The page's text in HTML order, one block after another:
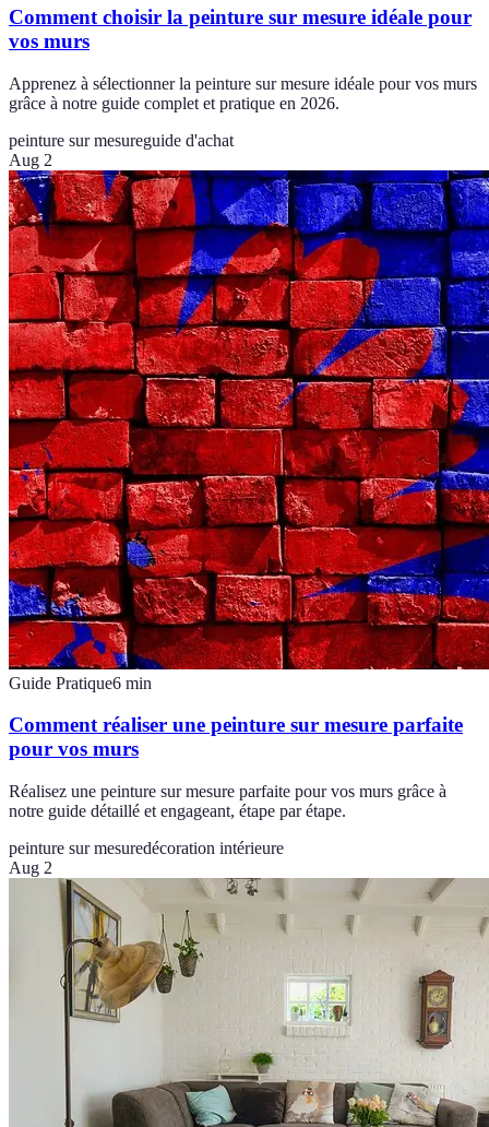
Comment choisir la peinture sur mesure idéale pour
vos murs
Apprenez à sélectionner la peinture sur mesure idéale pour vos murs
grâce à notre guide complet et pratique en 2026.
peinture sur mesureguide d'achat
Aug 2
Guide Pratique6 min
Comment réaliser une peinture sur mesure parfaite
pour vos murs
Réalisez une peinture sur mesure parfaite pour vos murs grâce à
notre guide détaillé et engageant, étape par étape.
peinture sur mesuredécoration intérieure
Aug 2